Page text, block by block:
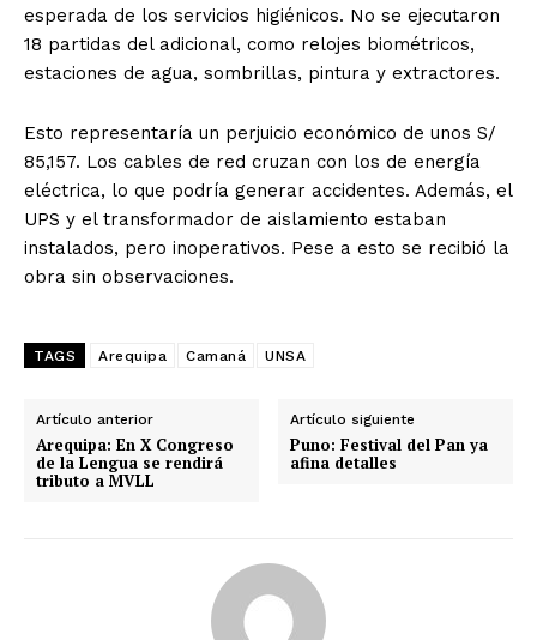
esperada de los servicios higiénicos. No se ejecutaron
18 partidas del adicional, como relojes biométricos,
estaciones de agua, sombrillas, pintura y extractores.
Esto representaría un perjuicio económico de unos S/
85,157. Los cables de red cruzan con los de energía
eléctrica, lo que podría generar accidentes. Además, el
UPS y el transformador de aislamiento estaban
instalados, pero inoperativos. Pese a esto se recibió la
obra sin observaciones.
TAGS Arequipa Camaná UNSA
Artículo anterior
Arequipa: En X Congreso
de la Lengua se rendirá
tributo a MVLL
Artículo siguiente
Puno: Festival del Pan ya
afina detalles